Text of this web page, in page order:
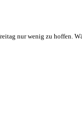
nur wenig zu hoffen.